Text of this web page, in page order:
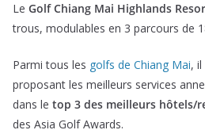
Le Golf Chiang Mai Highlands
trous, modulables en 3 parcours de
Parmi tous les golfs de Chiang Mai,
proposant les meilleurs services
dans le top 3 des meilleurs hôtels/
des Asia Golf Awards.